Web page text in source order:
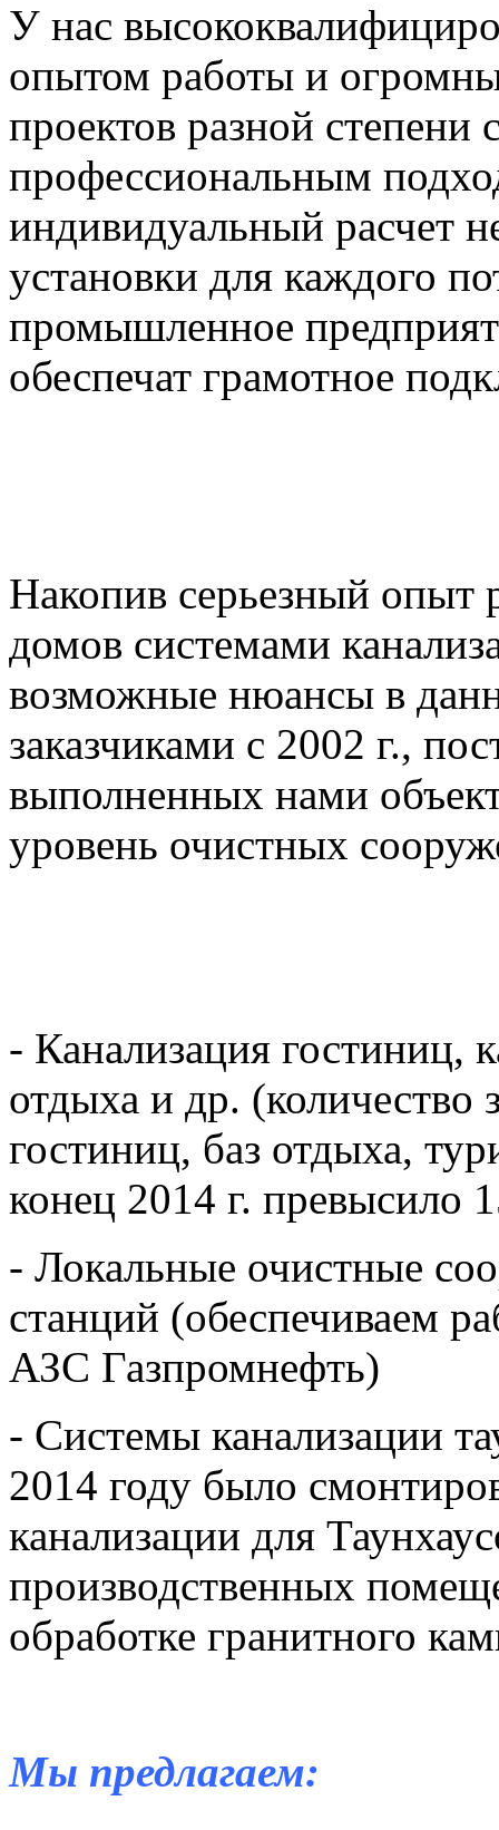
У нас
опытом работы и
проектов разной
профессиональным
индивидуальный расчет
установки для каждого
промышленное
обеспечат грамотное
Накопив серьезный опыт
домов системами
возможные нюансы в
заказчиками с 2002 г.,
выполненных нами
уровень очистных
- Канализация гостиниц,
отдыха и др. (количество
гостиниц, баз отдыха,
конец 2014 г. превысило
- Локальные очистные
станций (обеспечиваем
АЗС Газпромнефть)
- Системы канализации
2014 году было
канализации для
производственных
обработке гранитного
Мы предлагаем: